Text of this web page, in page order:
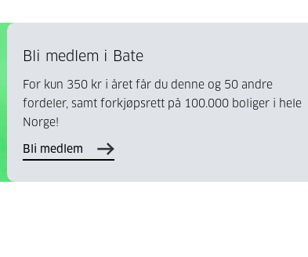
Bli medlem i Bate
For kun 350 kr i året får du denne og 50 andre
fordeler, samt forkjøpsrett på 100.000 boliger i hele
Norge!
Bli medlem